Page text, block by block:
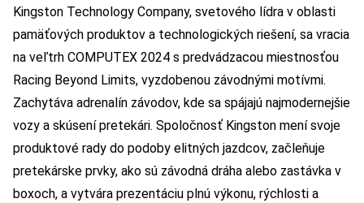
Kingston Technology Company, svetového lídra v oblasti
pamäťových produktov a technologických riešení, sa vracia
na veľtrh COMPUTEX 2024 s predvádzacou miestnosťou
Racing Beyond Limits, vyzdobenou závodnými motívmi.
Zachytáva adrenalín závodov, kde sa spájajú najmodernejšie
vozy a skúsení pretekári. Spoločnosť Kingston mení svoje
produktové rady do podoby elitných jazdcov, začleňuje
pretekárske prvky, ako sú závodná dráha alebo zastávka v
boxoch, a vytvára prezentáciu plnú výkonu, rýchlosti a